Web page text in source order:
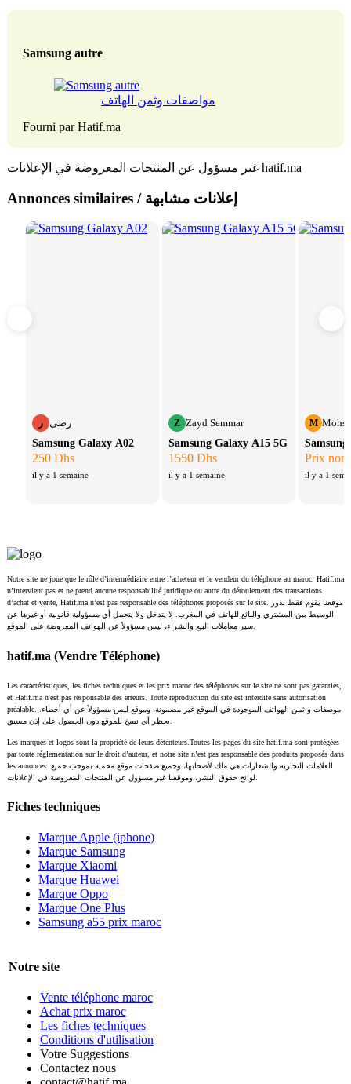
Samsung autre
مواصفات وثمن الهاتف
Fourni par Hatif.ma
غير مسؤول عن المنتجات المعروضة في الإعلانات hatif.ma
Annonces similaires / إعلانات مشابهة
ر رضى
Samsung Galaxy A02
250 Dhs
il y a 1 semaine
Z Zayd Semmar
Samsung Galaxy A15 5G
1550 Dhs
il y a 1 semaine
M
Prix non
il y a 1
Notre site ne joue que le rôle d’intermédiaire entre l’acheteur et le vendeur du téléphone au maroc. Hatif.ma
n’intervient pas et ne prend aucune responsabilité juridique ou autre du déroulement des transactions
d’achat et vente, Hatif.ma n’est pas responsable des téléphones proposés sur le site. موقعنا يقوم فقط بدور
الوسيط بين المشتري والبائع للهاتف في المغرب. لا يتدخل ولا يتحمل أي مسؤولية قانونية أو غيرها عن
سير معاملات البيع والشراء، ليس مسؤولاً عن الهواتف المعروضة على الموقع.
hatif.ma (Vendre Téléphone)
Les caractéristiques, les fiches techniques et les prix maroc des téléphones sur le site ne sont pas garanties,
et Hatif.ma n'est pas responsable des erreurs. Toute reproduction du site est interdite sans autorisation
préalable. موصفات و ثمن الهواتف الموجودة في الموقع غير مضمونة، وموقع ليس مسؤولاً عن أي أخطاء.
Les marques et logos sont la propriété de leurs détenteurs.Toutes les pages du site hatif.ma sont protégées
par toute réglementation sur le droit d’auteur, et notre site n’est pas responsable des produits proposés dans
les annonces. العلامات التجارية والشعارات هي ملك لأصحابها، وجميع صفحات موقع محمية بموجب جميع
Fiches techniques
Marque Apple (iphone)
Marque Samsung
Marque Xiaomi
Marque Huawei
Marque Oppo
Marque One Plus
Samsung a55 prix maroc
Notre site
Vente téléphone maroc
Achat prix maroc
Les fiches techniques
Conditions d'utilisation
Votre Suggestions
Contactez nous